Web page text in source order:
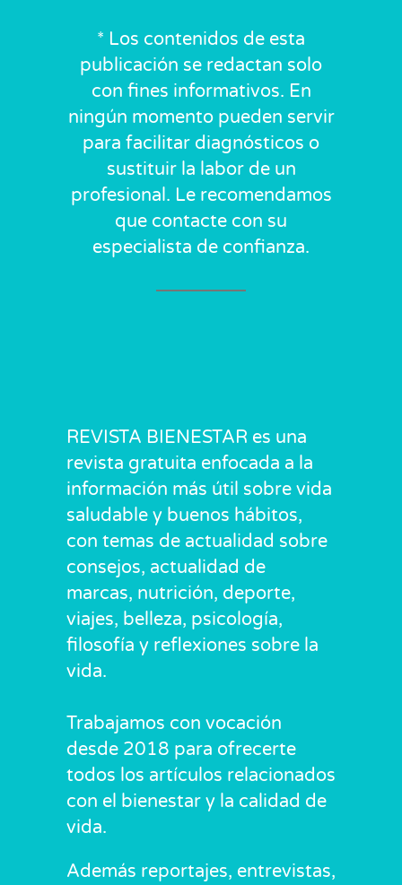
* Los contenidos de esta
publicación se redactan solo
con fines informativos. En
ningún momento pueden servir
para facilitar diagnósticos o
sustituir la labor de un
profesional. Le recomendamos
que contacte con su
especialista de confianza.
REVISTA BIENESTAR es una
revista gratuita enfocada a la
información más útil sobre vida
saludable y buenos hábitos,
con temas de actualidad sobre
consejos, actualidad de
marcas, nutrición, deporte,
viajes, belleza, psicología,
filosofía y reflexiones sobre la
vida.
Trabajamos con vocación
desde 2018 para ofrecerte
todos los artículos relacionados
con el bienestar y la calidad de
vida.
Además reportajes, entrevistas,